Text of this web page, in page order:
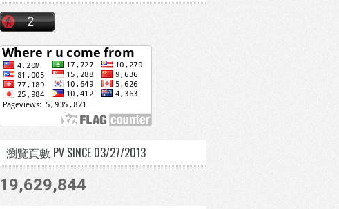
瀏覽頁數 PV SINCE 03/27/2013
19,629,844